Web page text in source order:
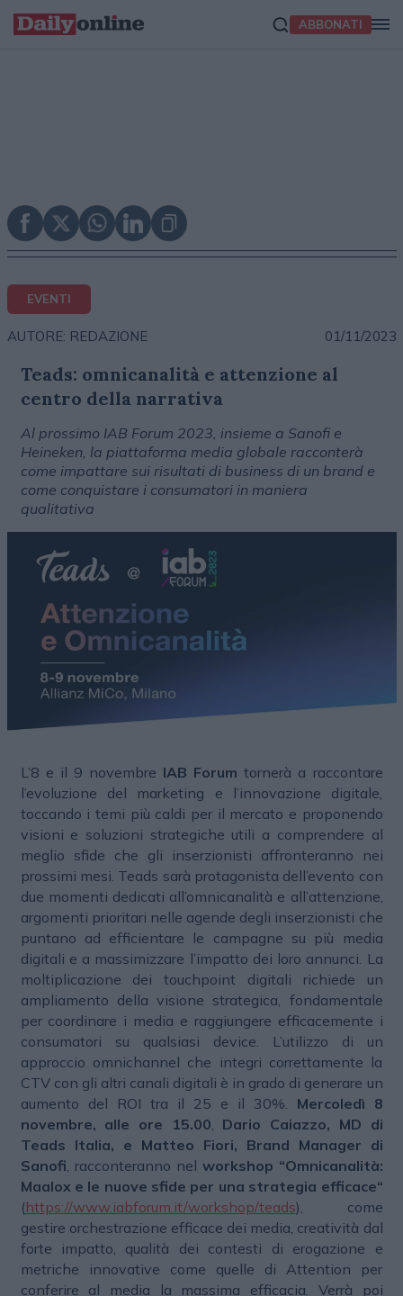
ABBONATI
EVENTI
AUTORE: REDAZIONE 01/11/2023
Teads: omnicanalità e attenzione al
centro della narrativa
Al prossimo IAB Forum 2023, insieme a Sanofi e
Heineken, la piattaforma media globale racconterà
come impattare sui risultati di business di un brand e
come conquistare i consumatori in maniera
qualitativa
L’8 e il 9 novembre IAB Forum tornerà a raccontare
l’evoluzione del marketing e l’innovazione digitale,
toccando i temi più caldi per il mercato e proponendo
visioni e soluzioni strategiche utili a comprendere al
meglio sfide che gli inserzionisti affronteranno nei
prossimi mesi. Teads sarà protagonista dell’evento con
due momenti dedicati all’omnicanalità e all’attenzione,
argomenti prioritari nelle agende degli inserzionisti che
puntano ad efficientare le campagne su più media
digitali e a massimizzare l’impatto dei loro annunci. La
moltiplicazione dei touchpoint digitali richiede un
ampliamento della visione strategica, fondamentale
per coordinare i media e raggiungere efficacemente i
consumatori su qualsiasi device. L’utilizzo di un
approccio omnichannel che integri correttamente la
CTV con gli altri canali digitali è in grado di generare un
aumento del ROI tra il 25 e il 30%. Mercoledì 8
novembre, alle ore 15.00
Dario Caiazzo, MD di
Teads Italia, e Matteo Fiori, Brand Manager di
Sanofi , racconteranno nel workshop “Omnicanalità:
Maalox e le nuove sfide per una strategia efficace“
(https://www.iabforum.it/workshop/teads), come
gestire orchestrazione efficace dei media, creatività dal
forte impatto, qualità dei contesti di erogazione e
metriche innovative come quelle di Attention per
conferire al media la massima efficacia. Verrà poi